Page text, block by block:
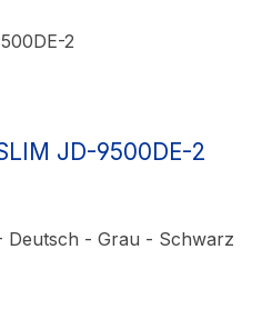
2
JD-9500DE-2
- Grau - Schwarz